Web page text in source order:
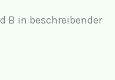
B in beschreibender